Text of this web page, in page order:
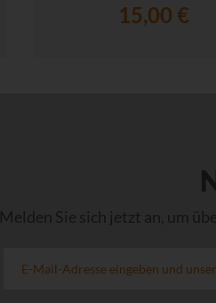
15,00 €
Melden Sie sich jetzt an, um